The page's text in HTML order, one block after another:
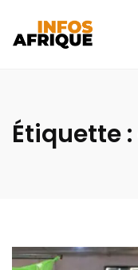
Étiquette :